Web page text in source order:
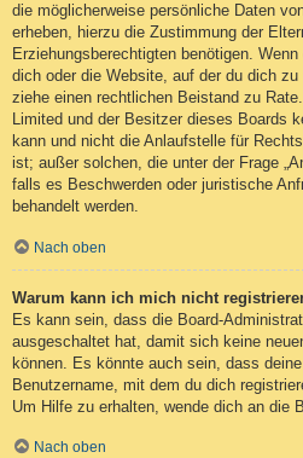
die möglicherweise persönliche Daten
erheben, hierzu die Zustimmung der
Erziehungsberechtigten benötigen.
dich oder die Website, auf der du dich
ziehe einen rechtlichen Beistand zu
Limited und der Besitzer dieses Boards
kann und nicht die Anlaufstelle für
ist; außer solchen, die unter der Frage
falls es Beschwerden oder juristische
behandelt werden.
Nach oben
Warum kann ich mich nicht
Es kann sein, dass die Board-
ausgeschaltet hat, damit sich keine
können. Es könnte auch sein, dass
Benutzername, mit dem du dich
Um Hilfe zu erhalten, wende dich an die
Nach oben